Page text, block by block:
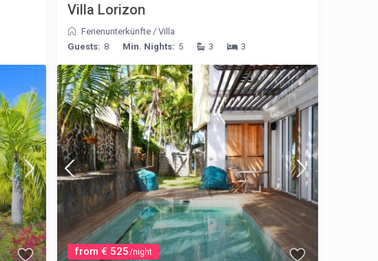
Villa Lorizon
Ferienunterkünfte/ Villa
Guests: 8 Min. Nights: 5 3 3
from € 525/night